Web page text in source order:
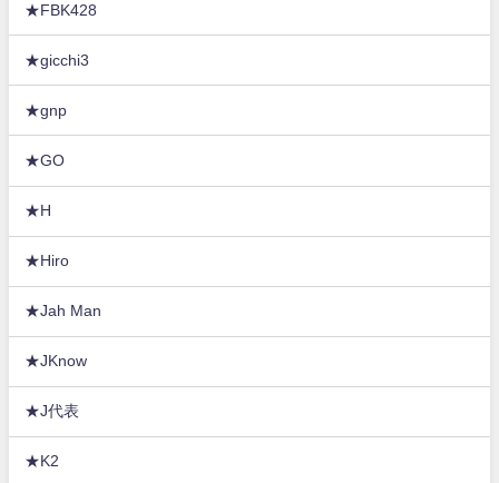
★FBK428
★gicchi3
★gnp
★GO
★H
★Hiro
★Jah Man
★JKnow
★J代表
★K2